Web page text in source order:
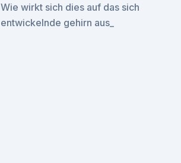
Wie wirkt sich dies auf das sich
entwickelnde gehirn aus_